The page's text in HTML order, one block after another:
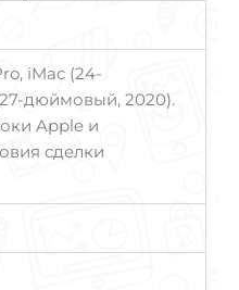
iMac (24-
дюймовый, 2020).
Apple и
сделки